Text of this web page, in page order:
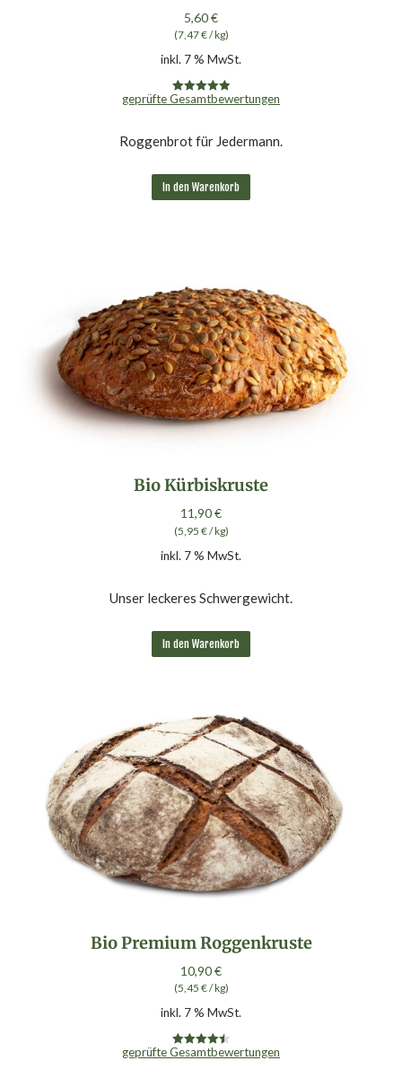
5,60€
(7,47€/kg)
inkl. 7 % MwSt.
Bewertet mit
geprüfte Gesamtbewertungen
Roggenbrot für Jedermann.
In den Warenkorb
Bio Kürbiskruste
11,90€
(5,95 €/kg)
inkl. 7 % MwSt.
Unser leckeres Schwergewicht.
In den Warenkorb
Bio Premium Roggenkruste
10,90€
(5,45 €/kg)
inkl. 7 % MwSt.
Bewertet
geprüfte Gesamtbewertungen